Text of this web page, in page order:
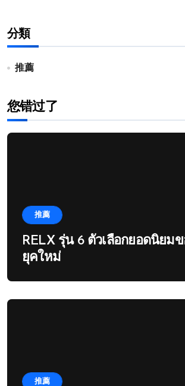
分類
推薦
您错过了
推薦
RELX รุ่น 6 ตัวเลือกยอดนิยม
ยุคใหม่
推薦